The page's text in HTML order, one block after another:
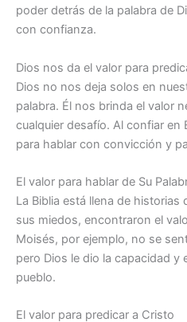
poder detrás de la palabra de
con confianza.
Dios nos da el valor para
Dios no nos deja solos en
palabra. Él nos brinda el valor
cualquier desafío. Al confiar en
para hablar con convicción y
El valor para hablar de Su
La Biblia está llena de
sus miedos, encontraron el
Moisés, por ejemplo, no se
pero Dios le dio la capacidad y
pueblo.
El valor para predicar a Cristo